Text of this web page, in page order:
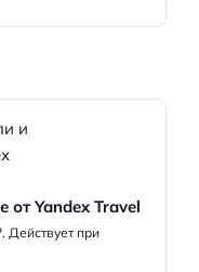
от Yandex Travel
Действует при